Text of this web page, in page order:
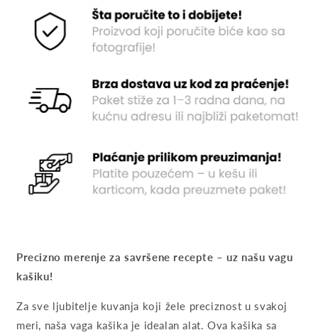
Precizno merenje za savršene recepte – uz našu vagu
kašiku!
Za sve ljubitelje kuvanja koji žele preciznost u svakoj
meri, naša vaga kašika je idealan alat. Ova kašika sa